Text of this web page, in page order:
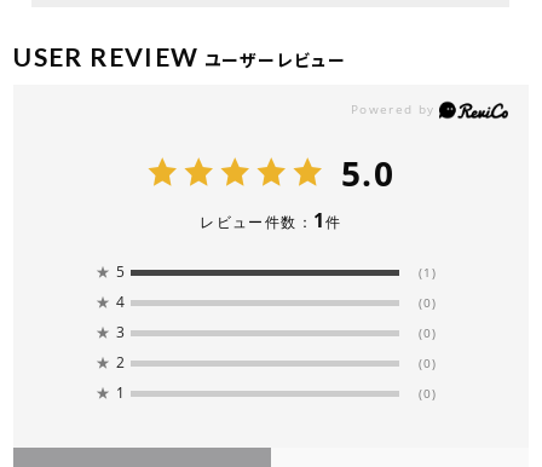
USER REVIEW ユーザーレビュー
5.0
レビュー件数： 1件
★ 5 (1)
★ 4 (0)
★ 3 (0)
★ 2 (0)
★ 1 (0)